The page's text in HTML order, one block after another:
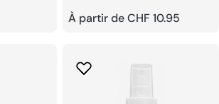
Prix
À partir de CHF 10.95